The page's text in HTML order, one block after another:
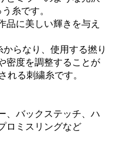
糸です。
品に美しい輝きを与え
らなり、使用する撚り
密度を調整することが
れる刺繍糸です。
、バックステッチ、ハ
ロミスリングなど